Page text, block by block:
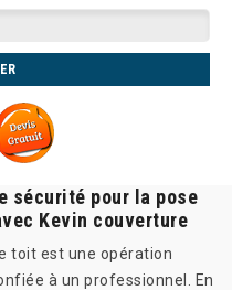
sécurité pour la pose
Kevin couverture
toit est une opération
à un professionnel. En